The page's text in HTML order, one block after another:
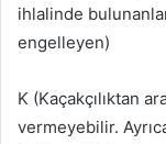
ihlalinde
engelleyen)
K (Kaçakçılıktan
vermeyebilir.